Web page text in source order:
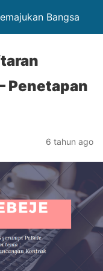
Bangsa
Penetapan
6 tahun ago